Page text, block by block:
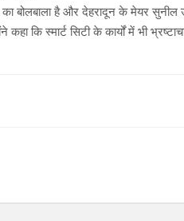
बोलबाला है और देहरादून के मेयर सुनील
कहा कि स्मार्ट सिटी के कार्यों में भी